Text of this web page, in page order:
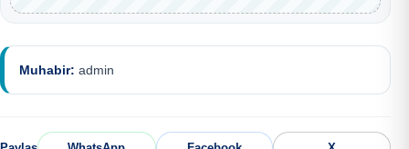
Muhabir: admin